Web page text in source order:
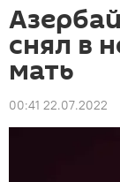
снял в
мать
00:41 22.07.2022